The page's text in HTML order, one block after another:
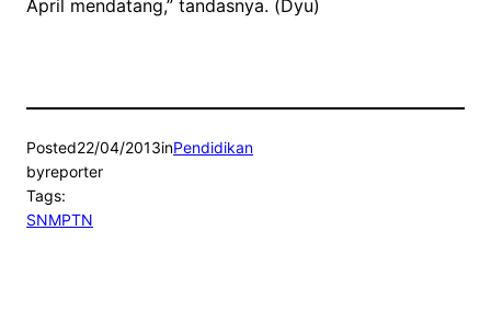
April mendatang,” tandasnya. (Dyu)
Posted22/04/2013inPendidikan
byreporter
Tags:
SNMPTN